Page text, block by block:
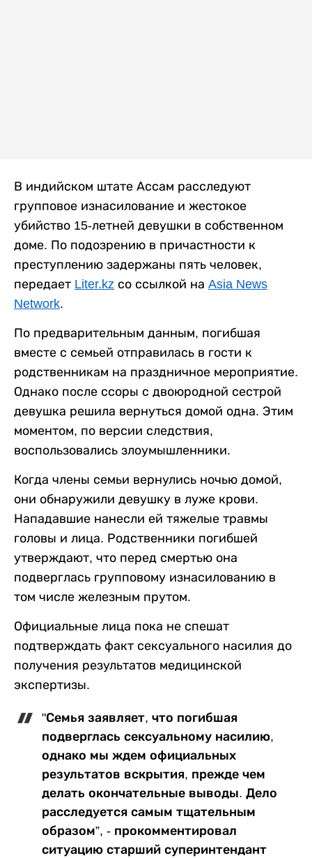
В индийском штате Ассам расследуют
групповое изнасилование и жестокое
убийство 15-летней девушки в собственном
доме. По подозрению в причастности к
преступлению задержаны пять человек,
передает Liter.kz со ссылкой на Asia News
Network.
По предварительным данным, погибшая
вместе с семьей отправилась в гости к
родственникам на праздничное мероприятие.
Однако после ссоры с двоюродной сестрой
девушка решила вернуться домой одна. Этим
моментом, по версии следствия,
воспользовались злоумышленники.
Когда члены семьи вернулись ночью домой,
они обнаружили девушку в луже крови.
Нападавшие нанесли ей тяжелые травмы
головы и лица. Родственники погибшей
утверждают, что перед смертью она
подверглась групповому изнасилованию в
том числе железным прутом.
Официальные лица пока не спешат
подтверждать факт сексуального насилия до
получения результатов медицинской
экспертизы.
"Семья заявляет, что погибшая
подверглась сексуальному насилию,
однако мы ждем официальных
результатов вскрытия, прежде чем
делать окончательные выводы. Дело
расследуется самым тщательным
образом”, - прокомментировал
ситуацию старший суперинтендант